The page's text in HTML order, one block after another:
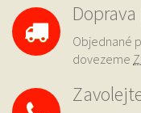
Objednané
dovezeme